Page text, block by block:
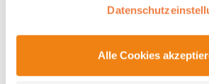
Alle Cookies
zur Produktsicherheit: Herstellernummer:
g/m²Materialzusammensetzung: 60%